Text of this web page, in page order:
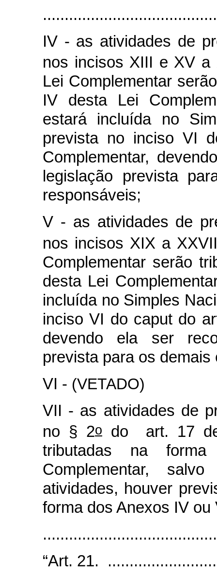
IV - as atividades de
nos incisos XIII e XV a
Lei Complementar
IV desta Lei
estará incluída no
prevista no inciso VI
Complementar,
legislação prevista
responsáveis;
V - as atividades de
nos incisos XIX a
Complementar serão
desta Lei
incluída no Simples
inciso VI do caput do
devendo ela ser
prevista para os
VI - (VETADO)
VII - as atividades de
no § 2o
do art. 17
tributadas na
Complementar,
atividades, houver
forma dos Anexos IV
“Art. 21.